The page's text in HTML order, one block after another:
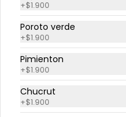
$9.500
Hamburguesa italiana
Hamburguesa, tomate, palta,
mayo.
+$1.900
Poroto verde
+$1.900
Pimienton
+$1.900
Chucrut
+$1.900